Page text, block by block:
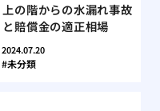
上の階からの水漏れ事故
と賠償金の適正相場
2024.07.20
未分類